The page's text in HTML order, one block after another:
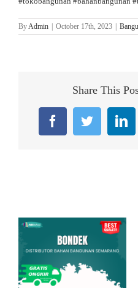
ByAdmin October 17th, 2023
Share This
FacebookTwitter